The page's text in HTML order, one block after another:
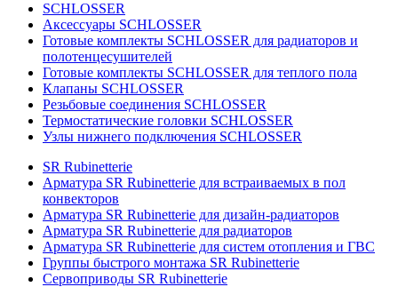
SCHLOSSER
Аксессуары SCHLOSSER
Готовые комплекты SCHLOSSER для радиаторов и
полотенцесушителей
Готовые комплекты SCHLOSSER для теплого пола
Клапаны SCHLOSSER
Резьбовые соединения SCHLOSSER
Термостатические головки SCHLOSSER
Узлы нижнего подключения SCHLOSSER
SR Rubinetterie
Арматура SR Rubinetterie для встраиваемых в пол
конвекторов
Арматура SR Rubinetterie для дизайн-радиаторов
Арматура SR Rubinetterie для радиаторов
Арматура SR Rubinetterie для систем отопления и ГВС
Группы быстрого монтажа SR Rubinetterie
Сервоприводы SR Rubinetterie